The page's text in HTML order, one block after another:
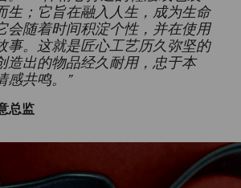
生；它旨在融入人生，成为生命
会随着时间积淀个性，并在使用
事。这就是匠心工艺历久弥坚的
造出的物品经久耐用，忠于本
感共鸣。”
总监